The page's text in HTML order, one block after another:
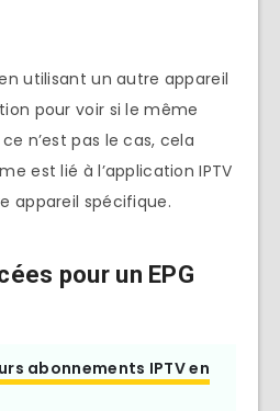
utilisant un autre appareil
pour voir si le même
n’est pas le cas, cela
est lié à l’application IPTV
appareil spécifique.
pour un EPG
abonnements IPTV en